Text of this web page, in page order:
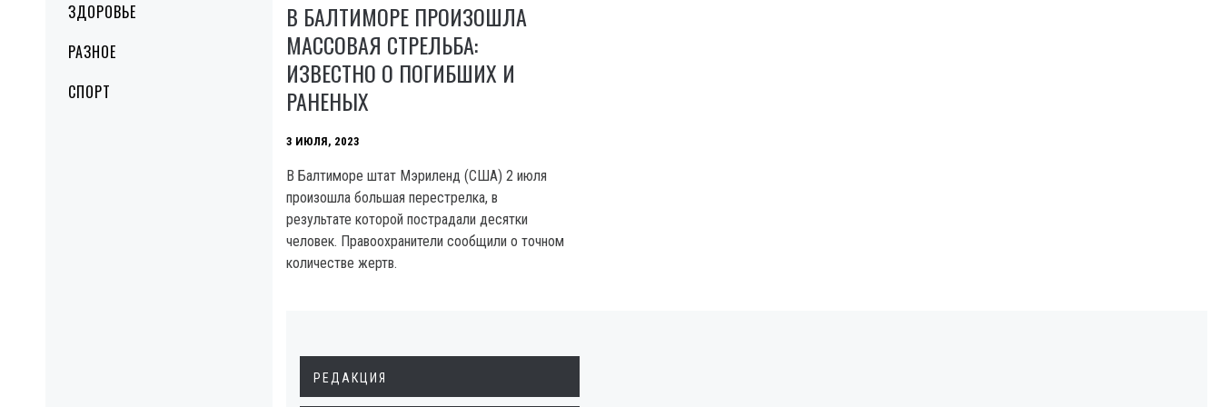
ЗДОРОВЬЕ
РАЗНОЕ
СПОРТ
В БАЛТИМОРЕ ПРОИЗОШЛА
МАССОВАЯ СТРЕЛЬБА:
ИЗВЕСТНО О ПОГИБШИХ И
РАНЕНЫХ
3 ИЮЛЯ, 2023
B Балтиморе штат Мэриленд (США) 2 июля
произошла большая перестрелка, в
результате которой пострадали десятки
человек. Правоохранители сообщили о точном
количестве жертв.
РЕДАКЦИЯ